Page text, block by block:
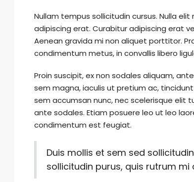
Nullam tempus sollicitudin cursus. Nulla
adipiscing erat. Curabitur adipiscing erat
Aenean gravida mi non aliquet porttitor.
condimentum metus, in convallis libero
Proin suscipit, ex non sodales aliquam,
sem magna, iaculis ut pretium ac,
sem accumsan nunc, nec scelerisque elit
ante sodales. Etiam posuere leo ut leo
condimentum est feugiat.
Duis mollis et sem sed
sollicitudin purus, quis rutrum mi